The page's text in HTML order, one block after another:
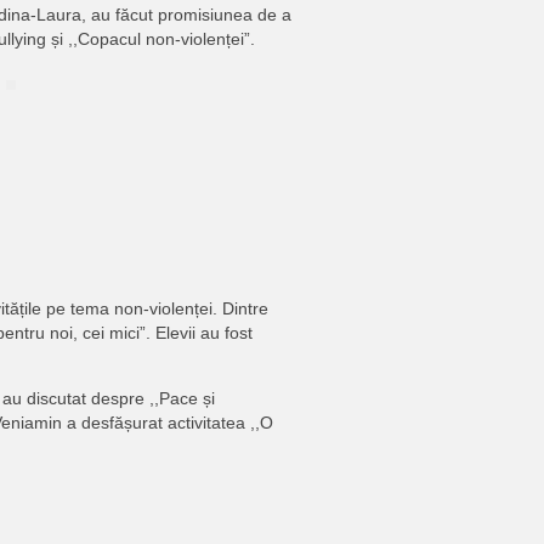
Laura, au făcut promisiunea de a
și ,,Copacul non-violenței”.
pe tema non-violenței. Dintre
noi, cei mici”. Elevii au fost
discutat despre ,,Pace și
a desfășurat activitatea ,,O